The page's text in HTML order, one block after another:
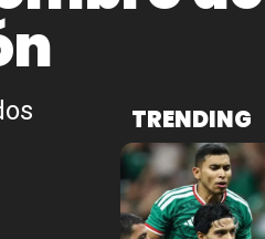
TRENDING